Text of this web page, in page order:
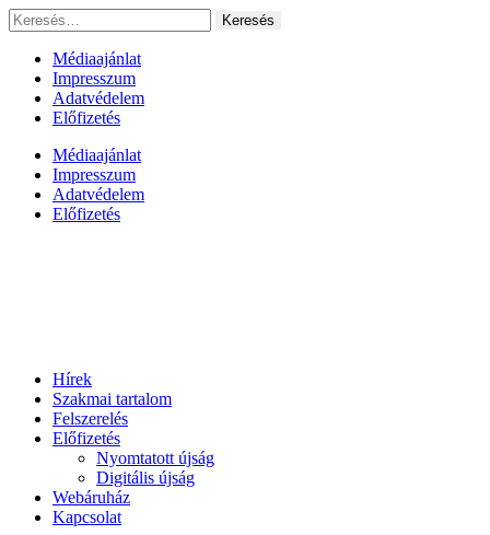
Ugrás
a
tartalomhoz
Keresés:
Médiaajánlat
Impresszum
Adatvédelem
Előfizetés
Médiaajánlat
Impresszum
Adatvédelem
Előfizetés
Hírek
Szakmai tartalom
Felszerelés
Előfizetés
Nyomtatott újság
Digitális újság
Webáruház
Kapcsolat